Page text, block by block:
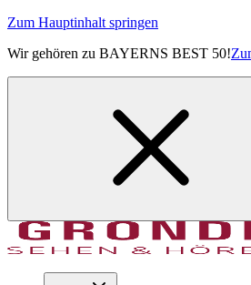
Zum Hauptinhalt springen
Wir gehören zu BAYERNS BEST 50!